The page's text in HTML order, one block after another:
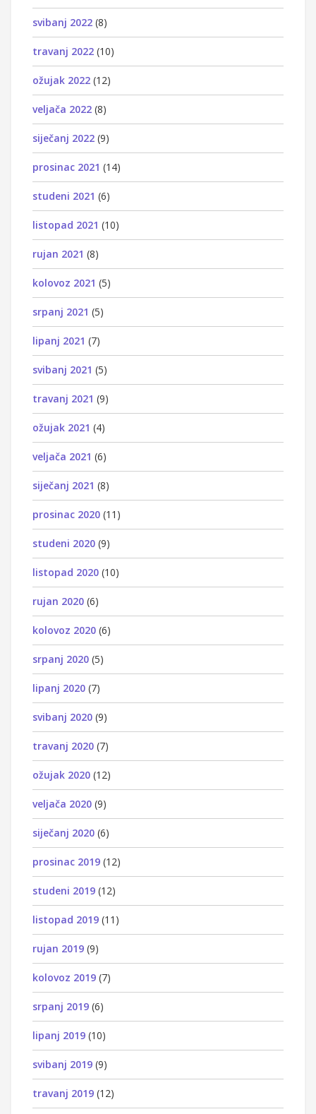
svibanj 2022 (8)
travanj 2022 (10)
ožujak 2022 (12)
veljača 2022 (8)
siječanj 2022 (9)
prosinac 2021 (14)
studeni 2021 (6)
listopad 2021 (10)
rujan 2021 (8)
kolovoz 2021 (5)
srpanj 2021 (5)
lipanj 2021 (7)
svibanj 2021 (5)
travanj 2021 (9)
ožujak 2021 (4)
veljača 2021 (6)
siječanj 2021 (8)
prosinac 2020 (11)
studeni 2020 (9)
listopad 2020 (10)
rujan 2020 (6)
kolovoz 2020 (6)
srpanj 2020 (5)
lipanj 2020 (7)
svibanj 2020 (9)
travanj 2020 (7)
ožujak 2020 (12)
veljača 2020 (9)
siječanj 2020 (6)
prosinac 2019 (12)
studeni 2019 (12)
listopad 2019 (11)
rujan 2019 (9)
kolovoz 2019 (7)
srpanj 2019 (6)
lipanj 2019 (10)
svibanj 2019 (9)
travanj 2019 (12)